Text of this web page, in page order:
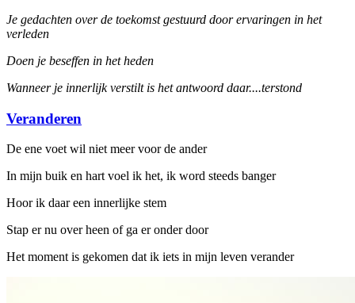
Je gedachten over de toekomst gestuurd door ervaringen in het
verleden
Doen je beseffen in het heden
Wanneer je innerlijk verstilt is het antwoord daar....terstond
Veranderen
De ene voet wil niet meer voor de ander
In mijn buik en hart voel ik het, ik word steeds banger
Hoor ik daar een innerlijke stem
Stap er nu over heen of ga er onder door
Het moment is gekomen dat ik iets in mijn leven verander